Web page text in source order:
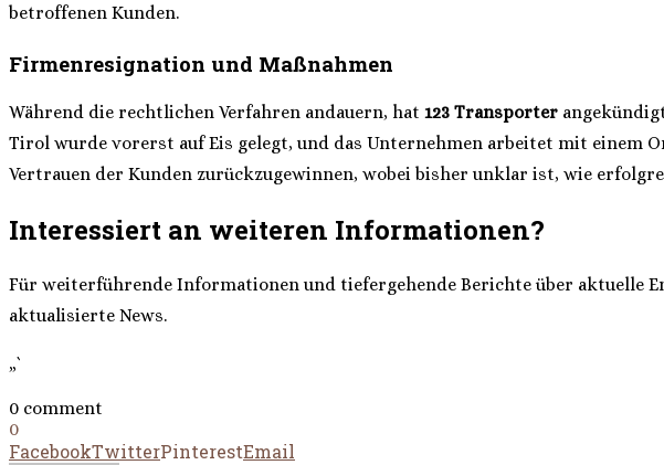
betroffenen Kunden.
Firmenresignation und Maßnahmen
Während die rechtlichen Verfahren andauern, hat 123 Transporter
Tirol wurde vorerst auf Eis gelegt, und das Unternehmen arbeitet mit einem
Vertrauen der Kunden zurückzugewinnen, wobei bisher unklar ist, wie
Interessiert an weiteren Informationen?
Für weiterführende Informationen und tiefergehende Berichte über aktuelle
aktualisierte News.
„`
0 comment
0
FacebookTwitterPinterestEmail